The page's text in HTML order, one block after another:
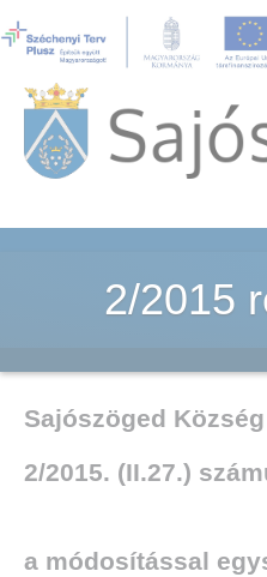
2/2015
Sajószöged
2/2015. (II.27.)
a módosítással